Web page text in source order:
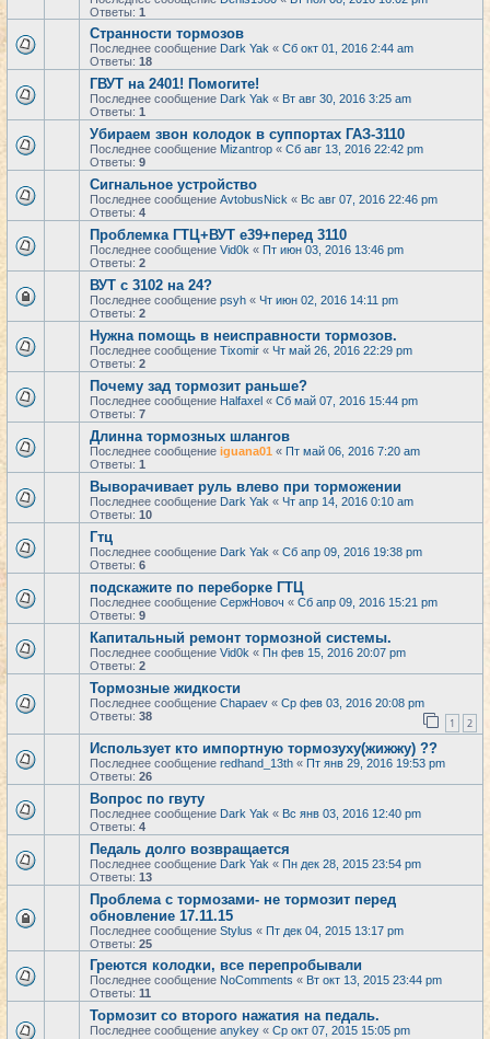
Ответы: 1
Странности тормозов
Последнее сообщение Dark Yak « Сб окт 01, 2016 2:44 am
Ответы: 18
ГВУТ на 2401! Помогите!
Последнее сообщение Dark Yak « Вт авг 30, 2016 3:25 am
Ответы: 1
Убираем звон колодок в суппортах ГАЗ-3110
Последнее сообщение Mizantrop « Сб авг 13, 2016 22:42 pm
Ответы: 9
Сигнальное устройство
Последнее сообщение AvtobusNick « Вс авг 07, 2016 22:46 pm
Ответы: 4
Проблемка ГТЦ+ВУТ е39+перед 3110
Последнее сообщение Vid0k « Пт июн 03, 2016 13:46 pm
Ответы: 2
ВУТ с 3102 на 24?
Последнее сообщение psyh « Чт июн 02, 2016 14:11 pm
Ответы: 2
Нужна помощь в неисправности тормозов.
Последнее сообщение Tixomir « Чт май 26, 2016 22:29 pm
Ответы: 2
Почему зад тормозит раньше?
Последнее сообщение Halfaxel « Сб май 07, 2016 15:44 pm
Ответы: 7
Длинна тормозных шлангов
Последнее сообщение iguana01 « Пт май 06, 2016 7:20 am
Ответы: 1
Выворачивает руль влево при торможении
Последнее сообщение Dark Yak « Чт апр 14, 2016 0:10 am
Ответы: 10
Гтц
Последнее сообщение Dark Yak « Сб апр 09, 2016 19:38 pm
Ответы: 6
подскажите по переборке ГТЦ
Последнее сообщение СержНовоч « Сб апр 09, 2016 15:21 pm
Ответы: 9
Капитальный ремонт тормозной системы.
Последнее сообщение Vid0k « Пн фев 15, 2016 20:07 pm
Ответы: 2
Тормозные жидкости
Последнее сообщение Chapaev « Ср фев 03, 2016 20:08 pm
Ответы: 38 1 2
Использует кто импортную тормозуху(жижжу) ??
Последнее сообщение redhand_13th « Пт янв 29, 2016 19:53 pm
Ответы: 26
Вопрос по гвуту
Последнее сообщение Dark Yak « Вс янв 03, 2016 12:40 pm
Ответы: 4
Педаль долго возвращается
Последнее сообщение Dark Yak « Пн дек 28, 2015 23:54 pm
Ответы: 13
Проблема с тормозами- не тормозит перед
обновление 17.11.15
Последнее сообщение Stylus « Пт дек 04, 2015 13:17 pm
Ответы: 25
Греются колодки, все перепробывали
Последнее сообщение NoComments « Вт окт 13, 2015 23:44 pm
Ответы: 11
Тормозит со второго нажатия на педаль.
Последнее сообщение anykey « Ср окт 07, 2015 15:05 pm